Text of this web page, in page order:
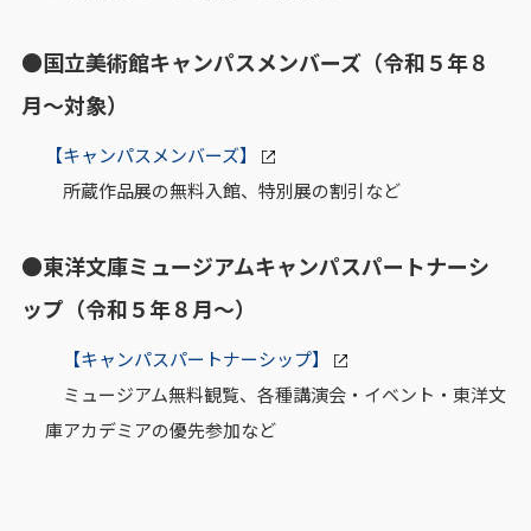
●国立美術館キャンパスメンバーズ（令和５年８
月～対象）
【キャンパスメンバーズ】
所蔵作品展の無料入館、特別展の割引など
●東洋文庫ミュージアムキャンパスパートナーシ
ップ（令和５年８月～）
【キャンパスパートナーシップ】
ミュージアム無料観覧、各種講演会・イベント・東洋文
庫アカデミアの優先参加など